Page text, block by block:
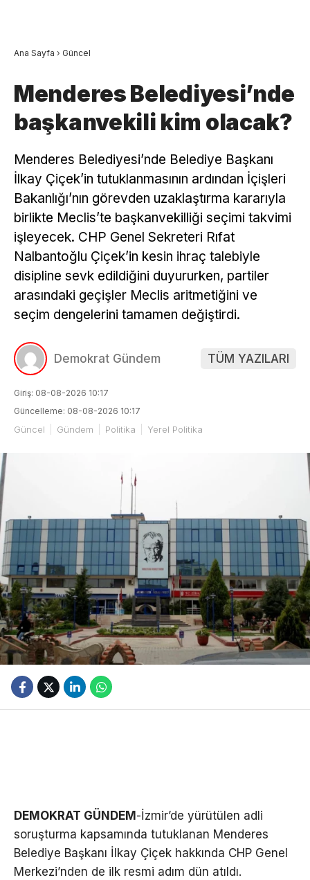
Ana Sayfa › Güncel
Menderes Belediyesi’nde
başkanvekili kim olacak?
Menderes Belediyesi’nde Belediye Başkanı
İlkay Çiçek’in tutuklanmasının ardından İçişleri
Bakanlığı’nın görevden uzaklaştırma kararıyla
birlikte Meclis’te başkanvekilliği seçimi takvimi
işleyecek. CHP Genel Sekreteri Rıfat
Nalbantoğlu Çiçek’in kesin ihraç talebiyle
disipline sevk edildiğini duyururken, partiler
arasındaki geçişler Meclis aritmetiğini ve
seçim dengelerini tamamen değiştirdi.
Demokrat Gündem TÜM YAZILARI
Giriş: 08-08-2026 10:17
Güncelleme: 08-08-2026 10:17
Güncel Gündem Politika Yerel Politika
DEMOKRAT GÜNDEM -İzmir’de yürütülen adli
soruşturma kapsamında tutuklanan Menderes
Belediye Başkanı İlkay Çiçek hakkında CHP Genel
Merkezi’nden de ilk resmi adım dün atıldı.